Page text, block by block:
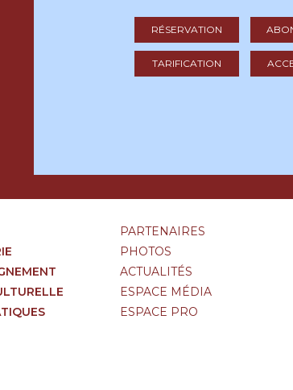
RÉSERVATION
TARIFICATION
PARTENAIRES
PHOTOS
ACTUALITÉS
ESPACE MÉDIA
ESPACE PRO